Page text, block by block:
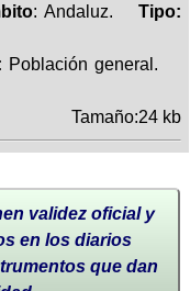
: Andaluz.Tipo:
Población general.
Tamaño:24 kb
validez oficial y
en los diarios
que dan